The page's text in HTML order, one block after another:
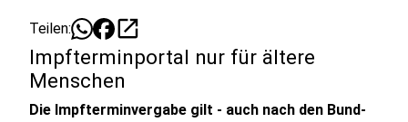
Teilen: open_in_new
Impfterminportal nur für ältere
Menschen
Die Impfterminvergabe gilt - auch nach den Bund-